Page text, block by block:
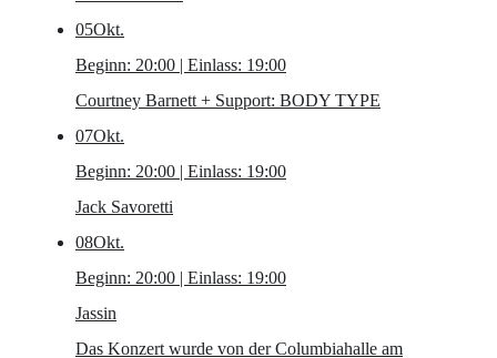
05Okt.
Beginn: 20:00 | Einlass: 19:00
Courtney Barnett + Support: BODY TYPE
07Okt.
Beginn: 20:00 | Einlass: 19:00
Jack Savoretti
08Okt.
Beginn: 20:00 | Einlass: 19:00
Jassin
Das Konzert wurde von der Columbiahalle am